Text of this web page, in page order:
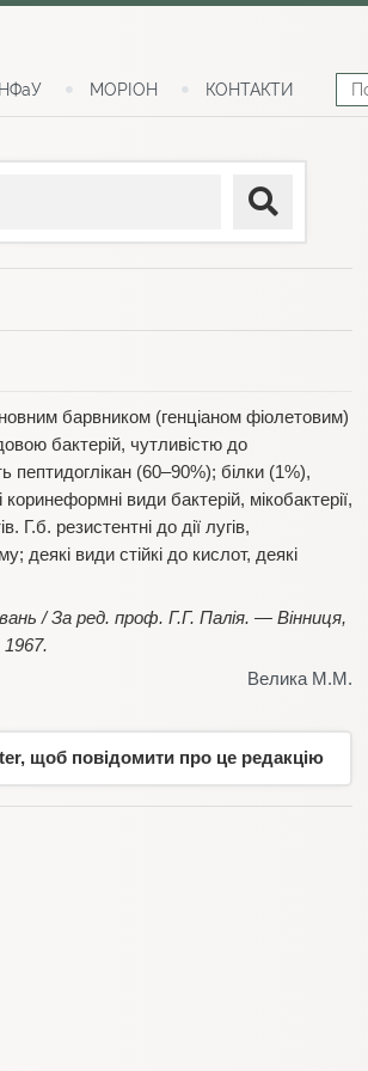
НФаУ МОРІОН КОНТАКТИ
барвником (генціаном фіолетовим)
бактерій, чутливістю до
пептидоглікан (60–90%); білки (1%),
види бактерій, мікобактерії,
Г.б. резистентні до дії лугів,
деякі види стійкі до кислот, деякі
/ За ред. проф. Г.Г. Палія. — Вінниця,
Велика М.М.
щоб повідомити про це редакцію